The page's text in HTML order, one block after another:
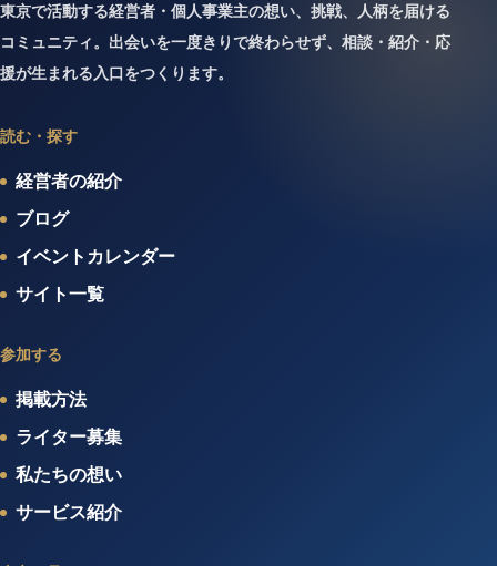
東京で活動する経営者・個人事業主の想い、挑戦、人柄を届ける
コミュニティ。出会いを一度きりで終わらせず、相談・紹介・応
援が生まれる入口をつくります。
読む・探す
経営者の紹介
ブログ
イベントカレンダー
サイト一覧
参加する
掲載方法
ライター募集
私たちの想い
サービス紹介